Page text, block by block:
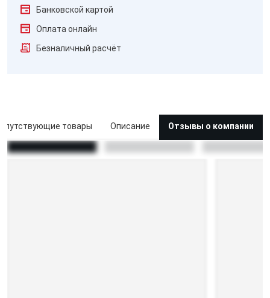
Банковской картой
Оплата онлайн
Безналичный расчёт
товары Описание Отзывы о компании